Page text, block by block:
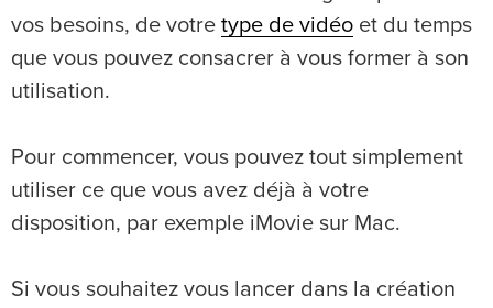
vos besoins, de votre type de vidéo et du temps
que vous pouvez consacrer à vous former à son
utilisation.
Pour commencer, vous pouvez tout simplement
utiliser ce que vous avez déjà à votre
disposition, par exemple iMovie sur Mac.
Si vous souhaitez vous lancer dans la création